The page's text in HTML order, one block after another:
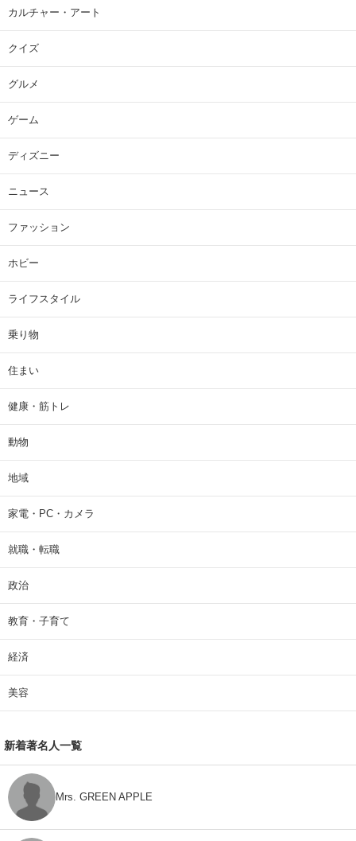
カルチャー・アート
クイズ
グルメ
ゲーム
ディズニー
ニュース
ファッション
ホビー
ライフスタイル
乗り物
住まい
健康・筋トレ
動物
地域
家電・PC・カメラ
就職・転職
政治
教育・子育て
経済
美容
新着著名人一覧
Mrs. GREEN APPLE